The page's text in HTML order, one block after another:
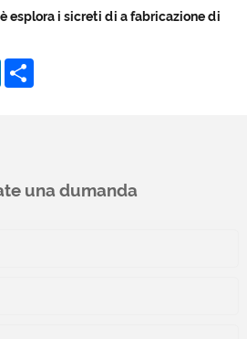
esplora i sicreti di a fabricazione di
LinkedIn
una dumanda